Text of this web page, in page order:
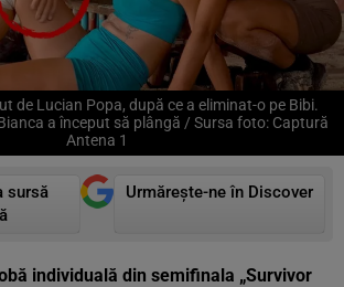
de Lucian Popa, după ce a eliminat-o pe Bibi.
a început să plângă / Sursa foto: Captură
Antena 1
sursă
Urmărește-ne în Discover
individuală din semifinala „Survivor